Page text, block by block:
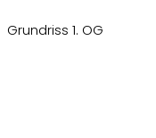
Grundriss 1. OG